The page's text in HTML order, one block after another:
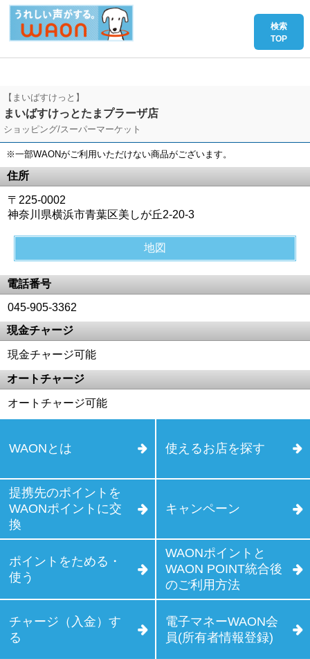
【まいばすけっと】
まいばすけっとたまプラーザ店
ショッピング/スーパーマーケット
※一部WAONがご利用いただけない商品がございます。
住所
〒225-0002
神奈川県横浜市青葉区美しが丘2-20-3
地図
電話番号
045-905-3362
現金チャージ
現金チャージ可能
オートチャージ
オートチャージ可能